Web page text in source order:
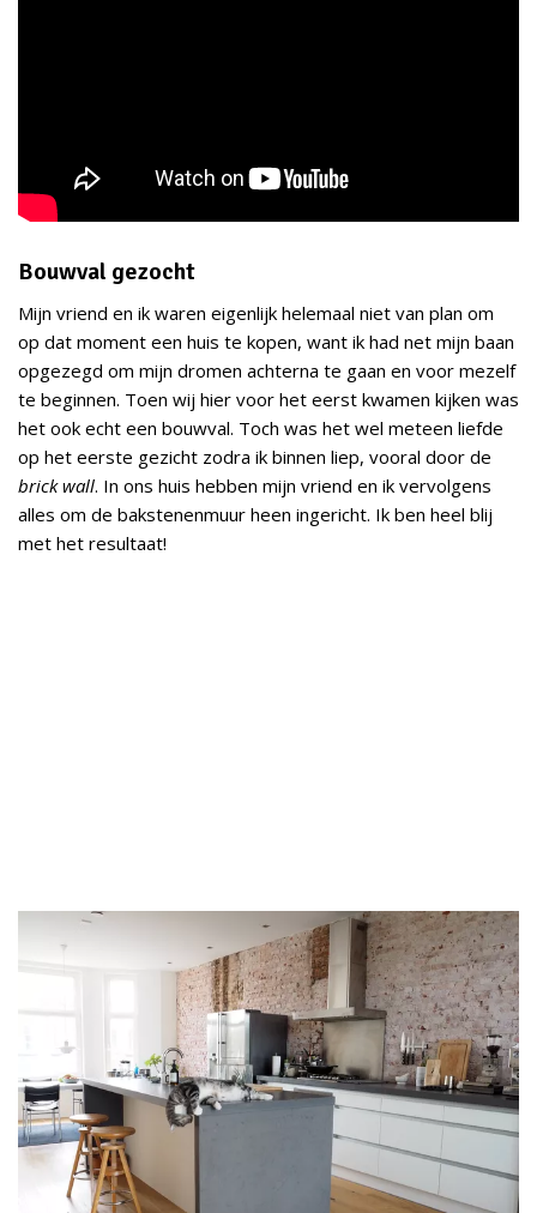
Bouwval gezocht
Mijn vriend en ik waren eigenlijk helemaal niet van plan om
op dat moment een huis te kopen, want ik had net mijn baan
opgezegd om mijn dromen achterna te gaan en voor mezelf
te beginnen. Toen wij hier voor het eerst kwamen kijken was
het ook echt een bouwval. Toch was het wel meteen liefde
op het eerste gezicht zodra ik binnen liep, vooral door de
brick wall. In ons huis hebben mijn vriend en ik vervolgens
alles om de bakstenenmuur heen ingericht. Ik ben heel blij
met het resultaat!